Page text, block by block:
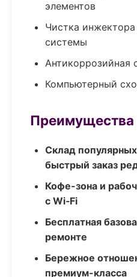
элементов
Чистка
системы
Антикоррозийная
Компьютерный
Преимущества
Склад
быстрый заказ
Кофе-зона и
с Wi‑Fi
Бесплатная
ремонте
Бережное
премиум-класса